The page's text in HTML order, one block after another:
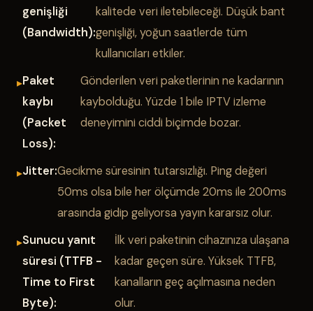
genişliği
(Bandwidth):
kalitede veri iletebileceği. Düşük bant
genişliği, yoğun saatlerde tüm
kullanıcıları etkiler.
Paket
kaybı
(Packet
Loss):
Gönderilen veri paketlerinin ne kadarının
kaybolduğu. Yüzde 1 bile IPTV izleme
deneyimini ciddi biçimde bozar.
Jitter:Gecikme süresinin tutarsızlığı. Ping değeri
50ms olsa bile her ölçümde 20ms ile 200ms
arasında gidip geliyorsa yayın kararsız olur.
Sunucu yanıt
süresi (TTFB -
Time to First
Byte):
İlk veri paketinin cihazınıza ulaşana
kadar geçen süre. Yüksek TTFB,
kanalların geç açılmasına neden
olur.